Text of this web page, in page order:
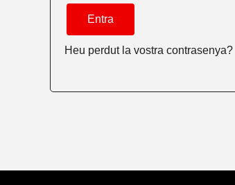
Entra
Heu perdut la vostra contrasenya?